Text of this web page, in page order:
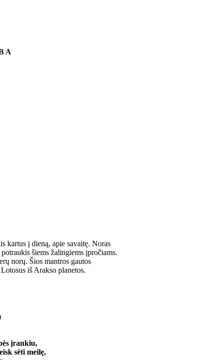
A
kartus į dieną, apie savaitę. Noras
šiems žalingiems įpročiams.
norų. Šios mantros gautos
iš Arakso planetos.
įrankiu,
sėti meilę,